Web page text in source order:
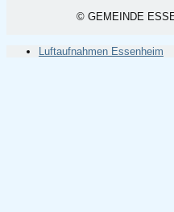
© GEMEINDE
Luftaufnahmen Essenheim